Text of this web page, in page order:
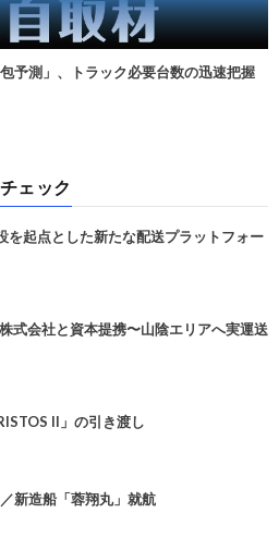
予測」、トラック必要台数の迅速把握
ェック
起点とした新たな配送プラットフォー
式会社と資本提携〜山陰エリアへ実運送
II」の引き渡し
新造船「蓉翔丸」就航